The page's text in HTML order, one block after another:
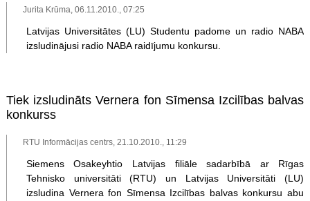
Jurita Krūma, 06.11.2010., 07:25
Latvijas Universitātes (LU) Studentu padome un radio NABA
izsludinājusi radio NABA raidījumu konkursu.
Tiek izsludināts Vernera fon Sīmensa Izcilības balvas
konkurss
RTU Informācijas centrs, 21.10.2010., 11:29
Siemens Osakeyhtio Latvijas filiāle sadarbībā ar Rīgas
Tehnisko universitāti (RTU) un Latvijas Universitāti (LU)
izsludina Vernera fon Sīmensa Izcilības balvas konkursu abu